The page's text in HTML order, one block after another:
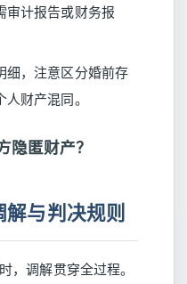
审计报告或财务报
细，注意区分婚前存
财产混同。
隐匿财产？
与判决规则
，调解贯穿全过程。